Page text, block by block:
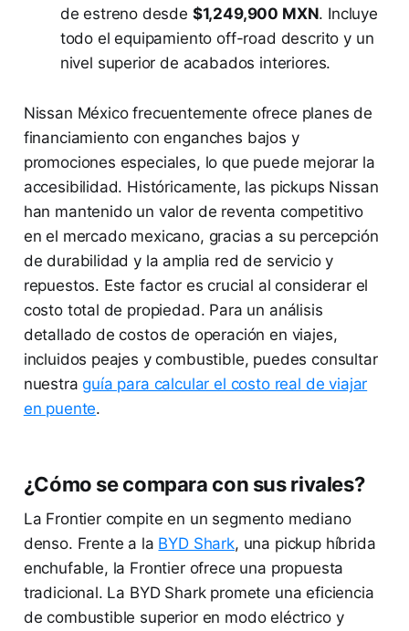
de estreno desde $1,249,900 MXN. Incluye
todo el equipamiento off-road descrito y un
nivel superior de acabados interiores.
Nissan México frecuentemente ofrece planes de
financiamiento con enganches bajos y
promociones especiales, lo que puede mejorar la
accesibilidad. Históricamente, las pickups Nissan
han mantenido un valor de reventa competitivo
en el mercado mexicano, gracias a su percepción
de durabilidad y la amplia red de servicio y
repuestos. Este factor es crucial al considerar el
costo total de propiedad. Para un análisis
detallado de costos de operación en viajes,
incluidos peajes y combustible, puedes consultar
nuestraguía para calcular el costo real de viajar
en puente.
¿Cómo se compara con sus rivales?
La Frontier compite en un segmento mediano
denso. Frente a la BYD Shark, una pickup híbrida
enchufable, la Frontier ofrece una propuesta
tradicional. La BYD Shark promete una eficiencia
de combustible superior en modo eléctrico y